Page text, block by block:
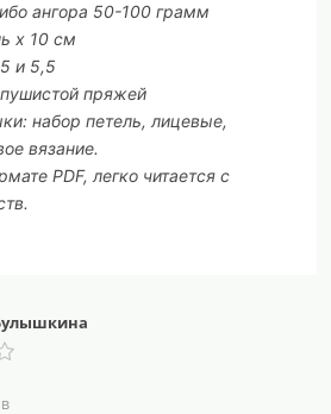
ангора 50-100 грамм
х 10 см
и 5,5
пряжей
набор петель, лицевые,
вязание.
PDF, легко читается с